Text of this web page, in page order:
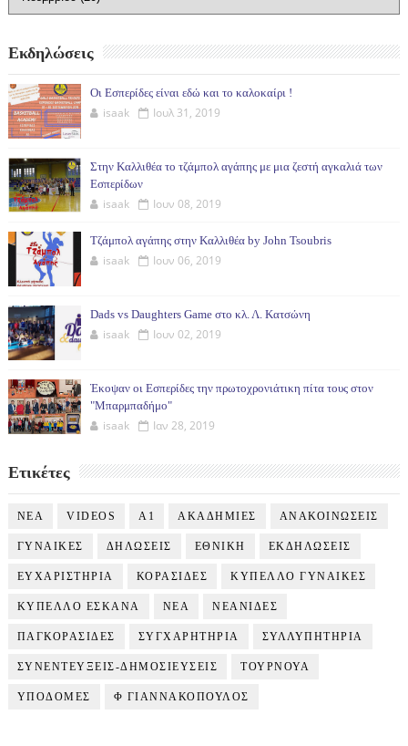
Εκδηλώσεις
Οι Εσπερίδες είναι εδώ και το καλοκαίρι !
isaak Ιουλ 31, 2019
Στην Καλλιθέα το τζάμπολ αγάπης με μια ζεστή αγκαλιά των
Εσπερίδων
isaak Ιουν 08, 2019
Τζάμπολ αγάπης στην Καλλιθέα by John Tsoubris
isaak Ιουν 06, 2019
Dads vs Daughters Game στο κλ. Λ. Κατσώνη
isaak Ιουν 02, 2019
Έκοψαν οι Εσπερίδες την πρωτοχρονιάτικη πίτα τους στον
"Μπαρμπαδήμο"
isaak Ιαν 28, 2019
Ετικέτες
NEA VIDEOS Α1 ΑΚΑΔΗΜΙΕΣ ΑΝΑΚΟΙΝΩΣΕΙΣ
ΓΥΝΑΙΚΕΣ ΔΗΛΩΣΕΙΣ ΕΘΝΙΚΗ ΕΚΔΗΛΩΣΕΙΣ
ΕΥΧΑΡΙΣΤΗΡΙΑ ΚΟΡΑΣΙΔΕΣ ΚΥΠΕΛΛΟ ΓΥΝΑΙΚΕΣ
ΚΥΠΕΛΛΟ ΕΣΚΑΝΑ ΝΕΑ ΝΕΑΝΙΔΕΣ
ΠΑΓΚΟΡΑΣΙΔΕΣ ΣΥΓΧΑΡΗΤΗΡΙΑ ΣΥΛΛΥΠΗΤΗΡΙΑ
ΣΥΝΕΝΤΕΥΞΕΙΣ-ΔΗΜΟΣΙΕΥΣΕΙΣ ΤΟΥΡΝΟΥΑ
ΥΠΟΔΟΜΕΣ Φ ΓΙΑΝΝΑΚΟΠΟΥΛΟΣ